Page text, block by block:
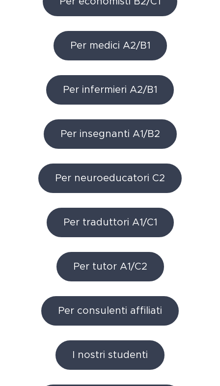
Per medici A2/B1
Per infermieri A2/B1
Per insegnanti A1/B2
Per neuroeducatori C2
Per traduttori A1/C1
Per tutor A1/C2
Per consulenti affiliati
I nostri studenti